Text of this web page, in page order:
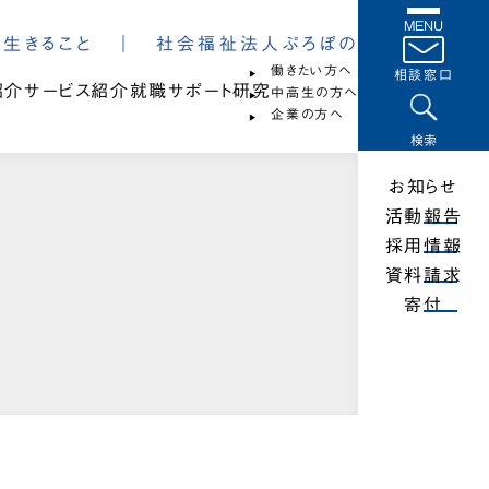
、生きること ｜ 社会福祉法人ぷろぼの
介サービス紹介就職サポート研究
働きたい方へ
中高生の方へ
企業の方へ
MENU
相談窓口
検索
お知らせ
活動報告
採用情報
資料請求
寄付